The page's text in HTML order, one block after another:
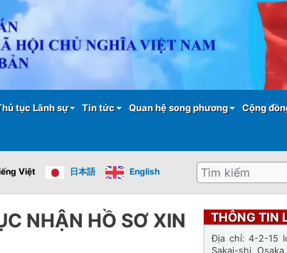
nội
tục Lãnh sự Tin tức Quan hệ song phương Cộng
Việt 日本語 English
Tìm
kiếm
NHẬN HỒ SƠ XIN
THÔNG TIN
Địa chỉ: 4-2-15
Sakai-shi,